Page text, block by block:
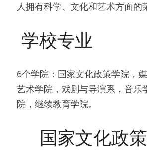
人拥有科学、文化和艺术方面的
学校专业
6个学院：国家文化政策学院，
艺术学院，戏剧与导演系，音乐
院，继续教育学院。
国家文化政